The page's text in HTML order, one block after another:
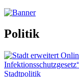
Politik
Stadtpolitik